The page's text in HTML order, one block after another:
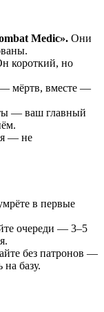
Medic». Они
короткий, но
мёртв, вместе —
— ваш главный
— не
в первые
очереди — 3–5
без патронов —
базу.